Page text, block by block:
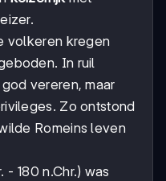
volkeren kregen
In ruil
vereren, maar
Zo ontstond
Romeins leven
- 180 n.Chr.) was